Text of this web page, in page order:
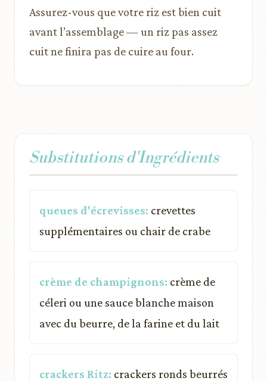
Assurez-vous que votre riz est bien cuit
avant l’assemblage — un riz pas assez
cuit ne finira pas de cuire au four.
Substitutions d'Ingrédients
queues d'écrevisses: crevettes
supplémentaires ou chair de crabe
crème de champignons: crème de
céleri ou une sauce blanche maison
avec du beurre, de la farine et du lait
crackers Ritz: crackers ronds beurrés